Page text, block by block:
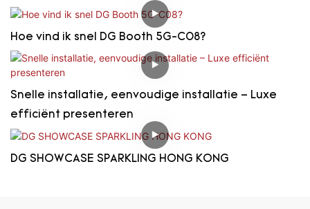
Hoe vind ik snel DG Booth 5G-C08?
Snelle installatie, eenvoudige installatie – Luxe
efficiënt presenteren
DG SHOWCASE SPARKLING HONG KONG